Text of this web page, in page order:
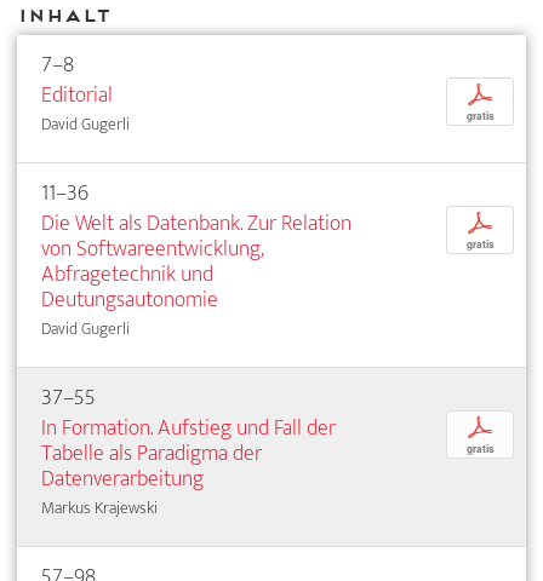
Inhalt
7–8
Editorial
David Gugerli
p
gratis
11–36
Die Welt als Datenbank. Zur Relation
von Softwareentwicklung,
Abfragetechnik und
Deutungsautonomie
David Gugerli
p
gratis
37–55
In Formation. Aufstieg und Fall der
Tabelle als Paradigma der
Datenverarbeitung
Markus Krajewski
p
gratis